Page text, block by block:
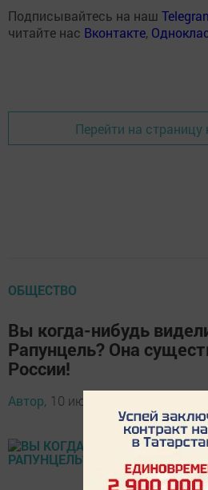
Подписывайтесь на наш
читайте нас Вконтакте,
Перейти на страницу
ОБЩЕСТВО
Вы когда-нибудь
Рапунцель? Она
России!
Автор, 10 июня 2017 - 10:00